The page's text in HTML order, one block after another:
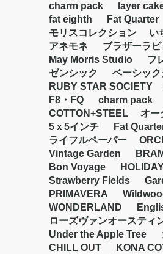
charm pack
layer
fat eighth
Fat Quarter
モリスコレクション
い
アネモネ
ブラザーラビ
May Morris Studio
フ
ゼンシック
ベーシック
RUBY STAR SOCIETY
F8・FQ
charm pack
COTTON+STEEL
オー
5ｘ5インチ
Fat
ライフルペーパー
Vintage Garden
Bon Voyage
Strawberry Fields
PRIMAVERA
WONDERLAND
ローズヴァンオースティ
Under the Apple Tree
CHILL OUT
KONA